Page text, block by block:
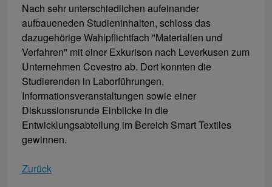
Nach sehr unterschiedlichen aufeinander
aufbaueneden Studieninhalten, schloss das
dazugehörige Wahlpflichtfach "Materialien und
Verfahren" mit einer Exkurison nach Leverkusen zum
Unternehmen Covestro ab. Dort konnten die
Studierenden in Laborführungen,
Informationsveranstaltungen sowie einer
Diskussionsrunde Einblicke in die
Entwicklungsabteilung im Bereich Smart Textiles
gewinnen.
Zurück